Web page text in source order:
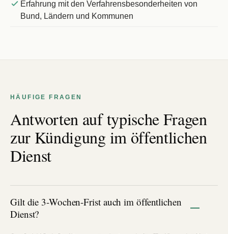
Erfahrung mit den Verfahrensbesonderheiten von
Bund, Ländern und Kommunen
HÄUFIGE FRAGEN
Antworten auf typische Fragen
zur Kündigung im öffentlichen
Dienst
Gilt die 3-Wochen-Frist auch im öffentlichen
Dienst?